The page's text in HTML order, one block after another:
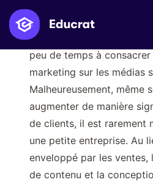
En tant que chef
peu de temps à
marketing sur les médias
Malheureusement, même
augmenter de manière
de clients, il est rarement
une petite entreprise. Au
enveloppé par les ventes,
de contenu et la